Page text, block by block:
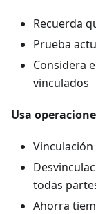
Recuerda
Prueba
Considera
vinculados
Usa
todas
Ahorra